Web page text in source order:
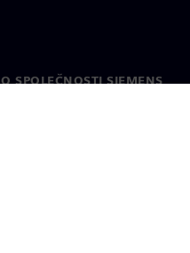
O SPOLEČNOSTI SIEMENS